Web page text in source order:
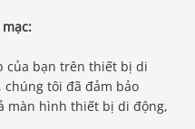
của bạn trên thiết bị di
chúng tôi đã đảm bảo
màn hình thiết bị di động,